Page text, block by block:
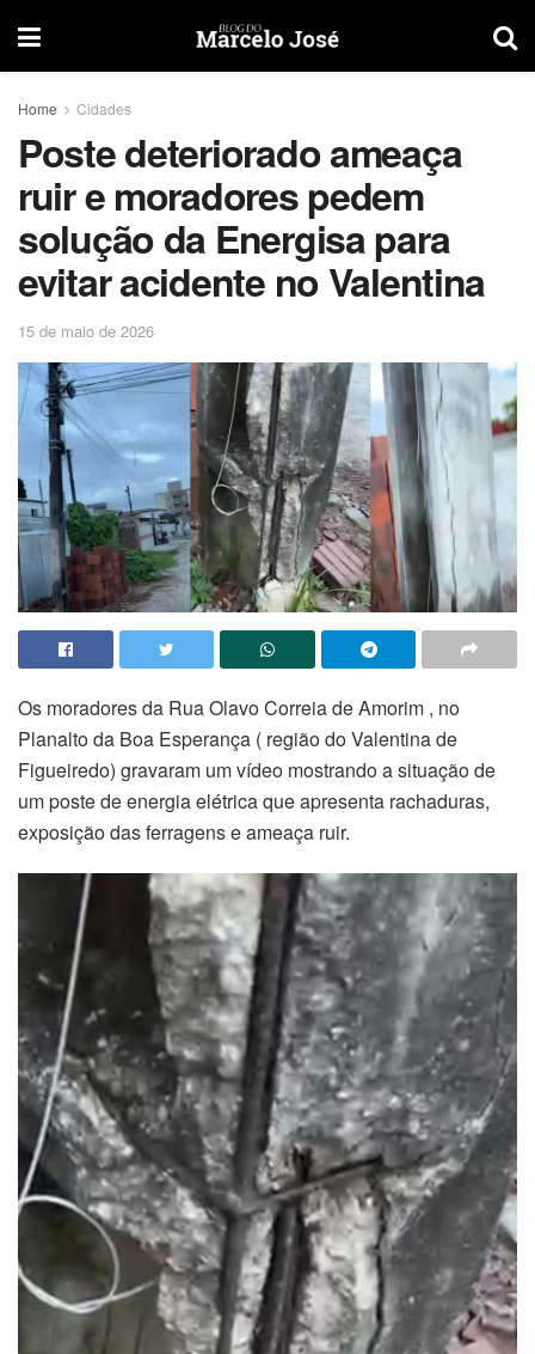
Home Cidades
Poste deteriorado ameaça
ruir e moradores pedem
solução da Energisa para
evitar acidente no Valentina
15 de maio de 2026
Os moradores da Rua Olavo Correia de Amorim , no
Planalto da Boa Esperança ( região do Valentina de
Figueiredo) gravaram um vídeo mostrando a situação de
um poste de energia elétrica que apresenta rachaduras,
exposição das ferragens e ameaça ruir.